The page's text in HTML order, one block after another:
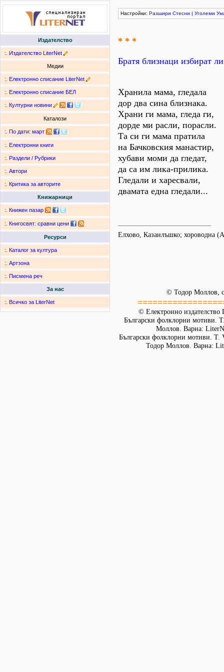
Издателство
:. Издателство LiterNet
Медии
:. Електронно списание LiterNet
:. Електронно списание БЕЛ
:. Културни новини
Каталози
:. По дати: март
:. Електронни книги
:. Раздели / Рубрики
:. Автори
:. Критика за авторите
Книжарници
:. Книжен пазар
:. Книгосвят: сравни цени
Ресурси
:. Каталог за култура
:. Артзона
:. Писмена реч
За нас
:. Всичко за LiterNet
Настройки: Разшири Стесни | Уголеми
* * *
Братя близнаци избират
Хранила мама, гледала
дор два сина близнака.
Храни ги мама, гледа ги,
дорде ми расли, порасли.
Та си ги мама пратила
на Бачковския манастир,
хубави моми да гледат,
да са им лика-прилика.
Гледали и харесвали,
двамата една гледали...
Елхово, Казанлъшко; хороводна
© Тодор Моллов,
© Електронно издателство
Български фолклорни мотиви.
Моллов. Варна:
Български фолклорни мотиви. Т.
Тодор Моллов. Варна: